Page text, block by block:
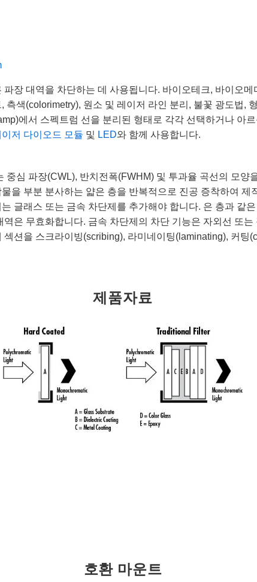
장 대역을 차단하는 데 사용됩니다. 바이오테크, 바이오
색(colorimetry), 원소 및 레이저 라인 분리, 불꽃 광도법,
에서 스펙트럼 선을 분리된 형태로 각각 선택하거나 아
이저 다이오드 모듈 및 LED와 함께 사용합니다.
심 파장(CWL), 반치전폭(FWHM) 및 투과율 곡선의 모
을 부분 분사하는 얇은 층을 반복적으로 진공 증착하여
글래스 또는 금속 차단제를 추가해야 합니다. 은 층과 같
은 무효화합니다. 금속 차단제의 차단 기능은 자외선 또
션을 스크라이빙(scribing), 라미네이팅(laminating), 커팅
제품자료
호환 마운트